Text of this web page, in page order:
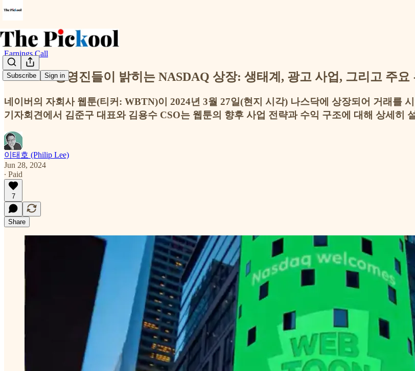
Subscribe Sign in
Earnings Call
Webtoon 경영진들이 밝히는 NASDAQ 상장: 생태계, 광고 사업, 그리고 주요
네이버의 자회사 웹툰(티커: WBTN)이 2024년 3월 27일(현지 시각) 나스닥에 상장되어 거래를
기자회견에서 김준구 대표와 김용수 CSO는 웹툰의 향후 사업 전략과 수익 구조에 대해 상세히
이태호 (Philip Lee)
Jun 28, 2024
∙ Paid
7
Share